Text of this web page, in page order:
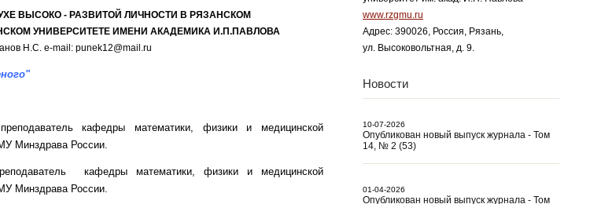
ВЫСОКО - РАЗВИТОЙ ЛИЧНОСТИ В РЯЗАНСКОМ
УНИВЕРСИТЕТЕ ИМЕНИ АКАДЕМИКА И.П.ПАВЛОВА
Н.С. e-mail: punek12@mail.ru
кафедры математики, физики и медицинской
Минздрава России.
кафедры математики, физики и медицинской
Минздрава России.
www.rzgmu.ru
Адрес: 390026, Россия, Рязань,
ул. Высоковольтная, д. 9.
Новости
10-07-2026
Опубликован новый выпуск журнала - Том
14, № 2 (53)
01-04-2026
Опубликован новый выпуск журнала - Том